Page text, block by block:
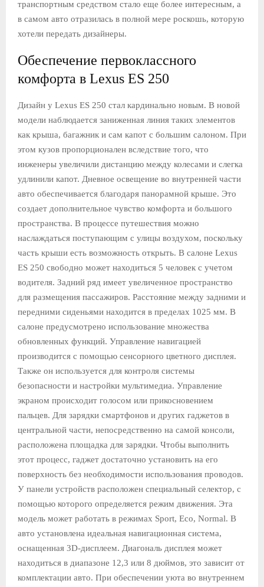
транспортным средством стало еще более интересным, а
в самом авто отразилась в полной мере роскошь, которую
хотели передать дизайнеры.
Обеспечение первоклассного
комфорта в Lexus ES 250
Дизайн у Lexus ES 250 стал кардинально новым. В новой
модели наблюдается заниженная линия таких элементов
как крыша, багажник и сам капот с большим салоном. При
этом кузов пропорционален вследствие того, что
инженеры увеличили дистанцию ​​между колесами и слегка
удлинили капот. Дневное освещение во внутренней части
авто обеспечивается благодаря панорамной крыше. Это
создает дополнительное чувство комфорта и большого
пространства. В процессе путешествия можно
наслаждаться поступающим с улицы воздухом, поскольку
часть крыши есть возможность открыть. В салоне Lexus
ES 250 свободно может находиться 5 человек с учетом
водителя. Задний ряд имеет увеличенное пространство
для размещения пассажиров. Расстояние между задними и
передними сиденьями находится в пределах 1025 мм. В
салоне предусмотрено использование множества
обновленных функций. Управление навигацией
производится с помощью сенсорного цветного дисплея.
Также он используется для контроля системы
безопасности и настройки мультимедиа. Управление
экраном происходит голосом или прикосновением
пальцев. Для зарядки смартфонов и других гаджетов в
центральной части, непосредственно на самой консоли,
расположена площадка для зарядки. Чтобы выполнить
этот процесс, гаджет достаточно установить на его
поверхность без необходимости использования проводов.
У панели устройств расположен специальный селектор, с
помощью которого определяется режим движения. Эта
модель может работать в режимах Sport, Eco, Normal. В
авто установлена ​​идеальная навигационная система,
оснащенная 3D-дисплеем. Диагональ дисплея может
находиться в диапазоне 12,3 или 8 дюймов, это зависит от
комплектации авто. При обеспечении уюта во внутреннем